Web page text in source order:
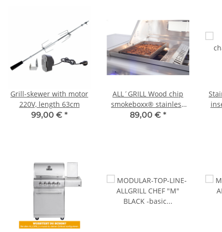
Grill-skewer with motor
220V, length 63cm
99,00 € *
ALL´GRILL Wood chip
smokeboxx® stainless
steel for Chef-series,
89,00 € *